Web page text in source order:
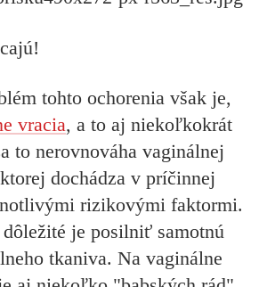
tohto ochorenia však je,
vracia, a to aj niekoľkokrát
to nerovnováha vaginálnej
dochádza v príčinnej
rizikovými faktormi.
je posilniť samotnú
tkaniva. Na vaginálne